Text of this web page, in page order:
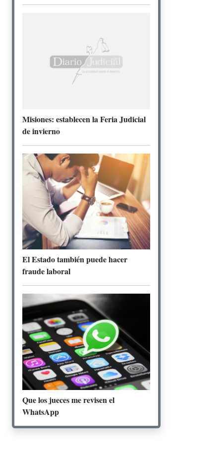
Misiones: establecen la Feria Judicial
de invierno
El Estado también puede hacer
fraude laboral
Que los jueces me revisen el
WhatsApp